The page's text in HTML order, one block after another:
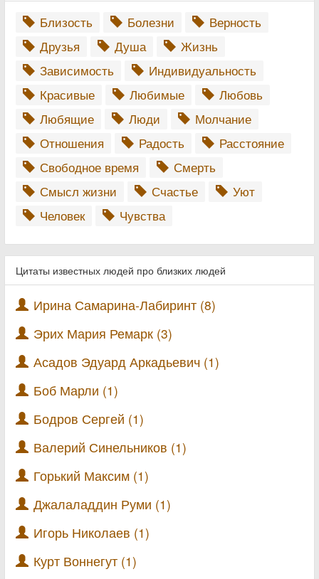
Близость Болезни
Верность
Друзья
Душа
Жизнь
Зависимость
Индивидуальность
Красивые
Любимые
Любовь
Любящие
Люди
Молчание
Отношения
Радость
Расстояние
Свободное время
Смерть
Смысл жизни
Счастье
Уют
Человек
Чувства
Цитаты известных людей про близких людей
Ирина Самарина-Лабиринт (8)
Эрих Мария Ремарк (3)
Асадов Эдуард Аркадьевич (1)
Боб Марли (1)
Бодров Сергей (1)
Валерий Синельников (1)
Горький Максим (1)
Джалаладдин Руми (1)
Игорь Николаев (1)
Курт Воннегут (1)